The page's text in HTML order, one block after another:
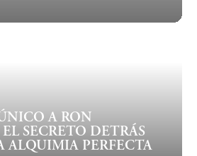
A RON
SECRETO DETRÁS
ALQUIMIA PERFECTA